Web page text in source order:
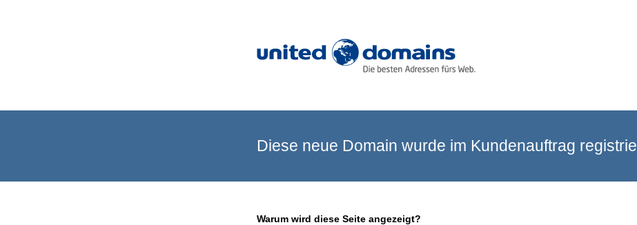
Diese neue Domain wurde im Kundenauftrag
Warum wird diese Seite angezeigt?